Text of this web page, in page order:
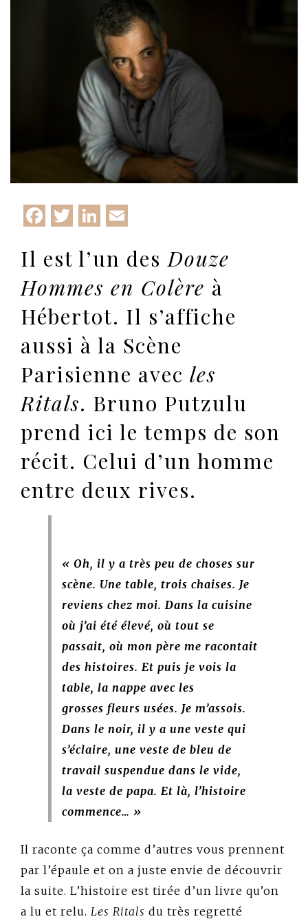
Facebook
Twitter
LinkedIn
Il est l’un des Douze
Hommes en Colère à
Hébertot. Il s’affiche
aussi à la Scène
Parisienne avec les
Ritals. Bruno Putzulu
prend ici le temps de son
récit. Celui d’un homme
entre deux rives.
« Oh, il y a très peu de choses sur
scène. Une table, trois chaises. Je
reviens chez moi. Dans la cuisine
où j’ai été élevé, où tout se
passait, où mon père me racontait
des histoires. Et puis je vois la
table, la nappe avec les
grosses fleurs usées. Je m’assois.
Dans le noir, il y a une veste qui
s’éclaire, une veste de bleu de
travail suspendue dans le vide,
la veste de papa. Et là, l’histoire
commence… »
Il raconte ça comme d’autres vous prennent
par l’épaule et on a juste envie de découvrir
la suite. L’histoire est tirée d’un livre qu’on
a lu et relu. Les Ritals du très regretté